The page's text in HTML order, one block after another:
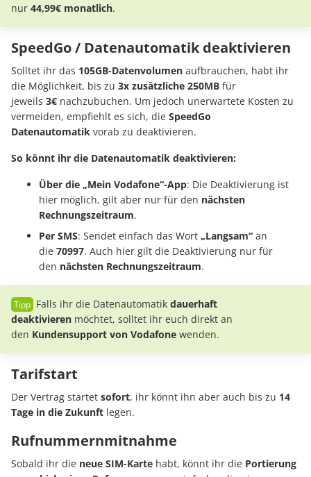
nur 44,99€ monatlich.
SpeedGo / Datenautomatik deaktivieren
Solltet ihr das 105GB-Datenvolumen aufbrauchen, habt ihr
die Möglichkeit, bis zu 3x zusätzliche 250MB für
jeweils 3€ nachzubuchen. Um jedoch unerwartete Kosten zu
vermeiden, empfiehlt es sich, die SpeedGo
Datenautomatik vorab zu deaktivieren.
So könnt ihr die Datenautomatik deaktivieren:
Über die „Mein Vodafone“-App: Die Deaktivierung ist
hier möglich, gilt aber nur für den nächsten
Rechnungszeitraum.
Per SMS: Sendet einfach das Wort „Langsam“ an
die 70997. Auch hier gilt die Deaktivierung nur für
den nächsten Rechnungszeitraum.
Falls ihr die Datenautomatik dauerhaft
deaktivieren möchtet, solltet ihr euch direkt an
den Kundensupport von Vodafone wenden.
Tarifstart
Der Vertrag startet sofort, ihr könnt ihn aber auch bis zu 14
Tage in die Zukunft legen.
Rufnummernmitnahme
Sobald ihr die neue SIM-Karte habt, könnt ihr die Portierung